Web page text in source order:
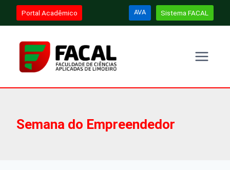
Pular
Conteúdo
Portal Acadêmico AVA Sistema FACAL
Semana do Empreendedor